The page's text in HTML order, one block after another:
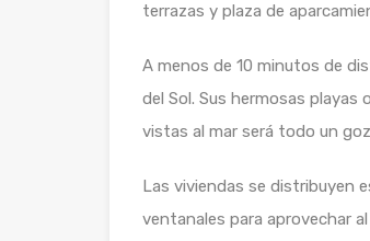
terrazas y plaza de
A menos de 10 minutos de
del Sol. Sus hermosas playas
vistas al mar será todo un
Las viviendas se distribuyen
ventanales para aprovechar